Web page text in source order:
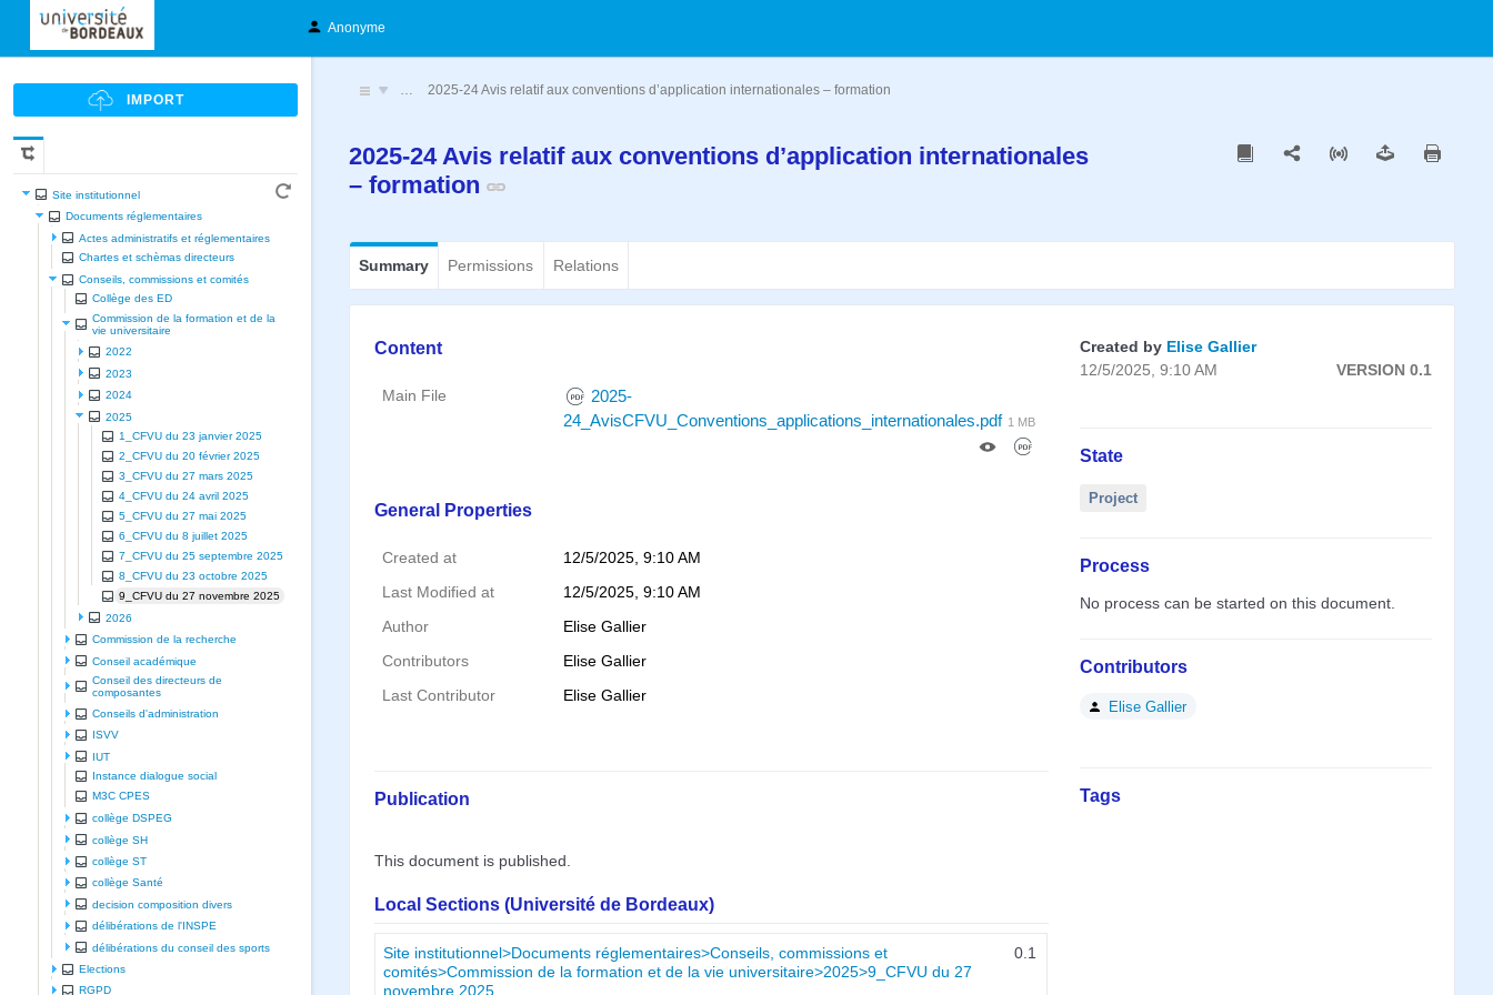
Anonyme
Site institutionnel
Documents réglementaires
Actes administratifs et réglementaires
Chartes et schèmas directeurs
Conseils, commissions et comités
Collège des ED
Commission de la formation et de la
vie universitaire
2022
2023
2024
2025
1_CFVU du 23 janvier 2025
2_CFVU du 20 février 2025
3_CFVU du 27 mars 2025
4_CFVU du 24 avril 2025
5_CFVU du 27 mai 2025
6_CFVU du 8 juillet 2025
7_CFVU du 25 septembre 2025
8_CFVU du 23 octobre 2025
9_CFVU du 27 novembre 2025
2026
Commission de la recherche
Conseil académique
Conseil des directeurs de
composantes
Conseils d'administration
ISVV
IUT
Instance dialogue social
M3C CPES
collège DSPEG
collège SH
collège ST
collège Santé
decision composition divers
délibérations de l'INSPE
délibérations du conseil des sports
Elections
RGPD
… 2025-24 Avis relatif aux conventions d’application internationales – formation
2025-24 Avis relatif aux conventions d’application internationales
– formation
Summary Permissions Relations
Content
Main File
2025-
24_AvisCFVU_Conventions_applications_internationales.pdf 1 MB
General Properties
Created at 12/5/2025, 9:10 AM
Last Modified at 12/5/2025, 9:10 AM
Author Elise Gallier
Contributors Elise Gallier
Last Contributor Elise Gallier
Publication
This document is published.
Local Sections (Université de Bordeaux)
Site institutionnel>Documents réglementaires>Conseils, commissions et
comités>Commission de la formation et de la vie universitaire>2025>9_CFVU du 27
novembre 2025
0.1
Created by Elise Gallier
12/5/2025, 9:10 AM
VERSION 0.1
State
Project
Process
No process can be started on this document.
Contributors
Elise Gallier
Tags